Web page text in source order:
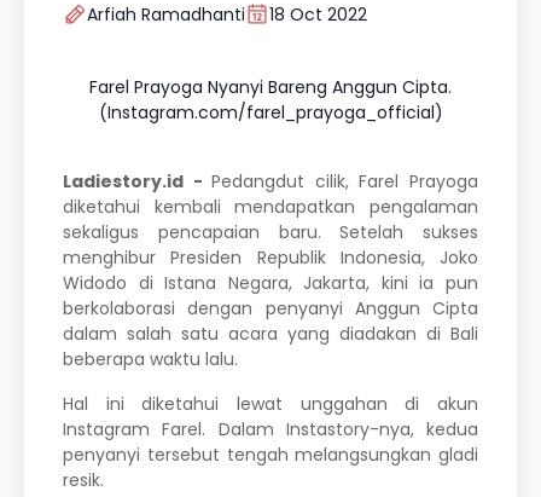
Arfiah Ramadhanti 18 Oct 2022
Farel Prayoga Nyanyi Bareng Anggun Cipta.
(Instagram.com/farel_prayoga_official)
Ladiestory.id -Pedangdut cilik,Farel Prayoga
diketahui kembali mendapatkan pengalaman
sekaligus pencapaian baru. Setelah sukses
menghibur Presiden Republik Indonesia, Joko
Widodo di Istana Negara, Jakarta, kini ia pun
berkolaborasi dengan penyanyi Anggun Cipta
dalam salah satu acara yang diadakan di Bali
beberapa waktu lalu.
Hal ini diketahui lewat unggahan di akun
Instagram Farel. Dalam Instastory-nya, kedua
penyanyi tersebut tengah melangsungkan gladi
resik.